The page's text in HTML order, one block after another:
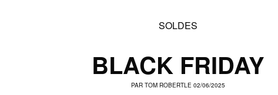
SOLDES
BLACK FRIDAY
PAR TOM ROBERTLE 02/06/2025